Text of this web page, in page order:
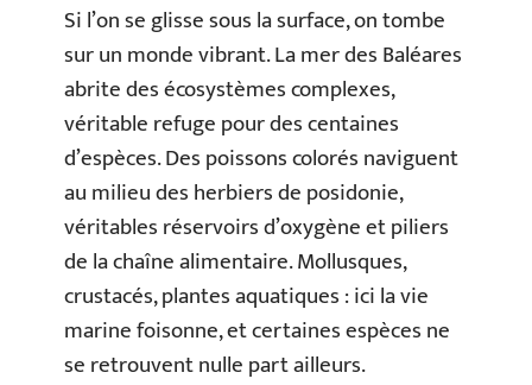
Si l’on se glisse sous la surface, on tombe
sur un monde vibrant. La mer des Baléares
abrite des écosystèmes complexes,
véritable refuge pour des centaines
d’espèces. Des poissons colorés naviguent
au milieu des herbiers de posidonie,
véritables réservoirs d’oxygène et piliers
de la chaîne alimentaire. Mollusques,
crustacés, plantes aquatiques : ici la vie
marine foisonne, et certaines espèces ne
se retrouvent nulle part ailleurs.